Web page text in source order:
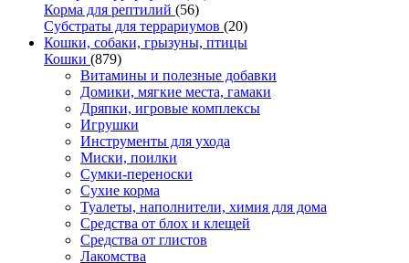
Корма для рептилий (56)
Субстраты для террариумов (20)
Кошки, собаки, грызуны, птицы
Кошки (879)
Витамины и полезные добавки
Домики, мягкие места, гамаки
Дряпки, игровые комплексы
Игрушки
Инструменты для ухода
Миски, поилки
Сумки-переноски
Сухие корма
Туалеты, наполнители, химия для дома
Средства от блох и клещей
Средства от глистов
Лакомства